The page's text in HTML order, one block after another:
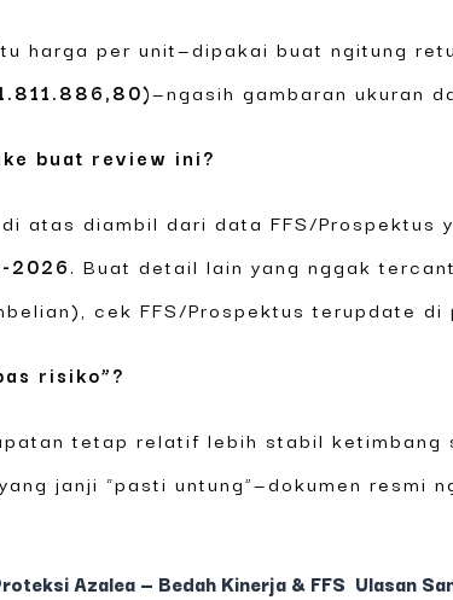
harga per unit—dipakai buat ngitung
—ngasih gambaran ukuran
buat review ini?
atas diambil dari data FFS/Prospektus
2026. Buat detail lain yang nggak
cek FFS/Prospektus terupdate
risiko”?
tetap relatif lebih stabil
janji “pasti untung”—dokumen resmi
Azalea — Bedah Kinerja & FFS Ulasan